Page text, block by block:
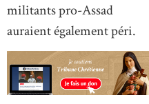
militants pro-Assad
auraient également péri.